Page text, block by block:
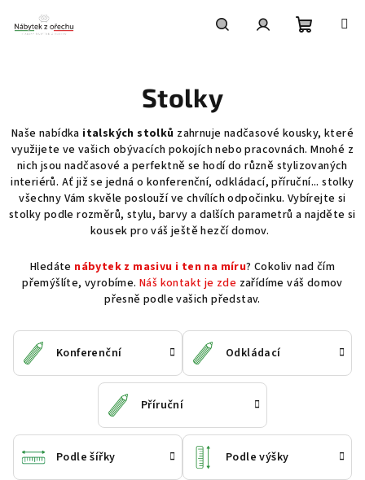
obsah
Stolky
Naše nabídka italských stolků zahrnuje nadčasové kousky, které
využijete ve vašich obývacích pokojích nebo pracovnách. Mnohé z
nich jsou nadčasové a perfektně se hodí do různě stylizovaných
interiérů. Ať již se jedná o konferenční, odkládací, příruční... stolky
všechny Vám skvěle poslouží ve chvílích odpočinku. Vybírejte si
stolky podle rozměrů, stylu, barvy a dalších parametrů a najděte si
kousek pro váš ještě hezčí domov.
Hledáte nábytek z masivu i ten na míru? Cokoliv nad čím
přemýšlíte, vyrobíme. Náš kontakt je zde zařídíme váš domov
přesně podle vašich představ.
Konferenční Odkládací
Příruční
Podle šířky Podle výšky